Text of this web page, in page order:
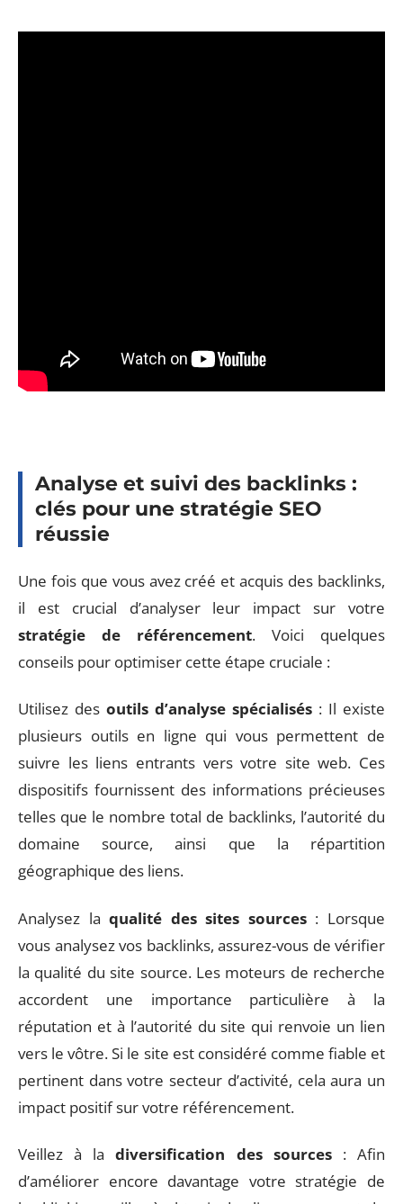
Analyse et suivi des backlinks :
clés pour une stratégie SEO
réussie
Une fois que vous avez créé et acquis des backlinks,
il est crucial d’analyser leur impact sur votre
stratégie de référencement. Voici quelques
conseils pour optimiser cette étape cruciale :
Utilisez des outils d’analyse spécialisés : Il existe
plusieurs outils en ligne qui vous permettent de
suivre les liens entrants vers votre site web. Ces
dispositifs fournissent des informations précieuses
telles que le nombre total de backlinks, l’autorité du
domaine source, ainsi que la répartition
géographique des liens.
Analysez laqualité des sites sources: Lorsque
vous analysez vos backlinks, assurez-vous de vérifier
la qualité du site source. Les moteurs de recherche
accordent une importance particulière à la
réputation et à l’autorité du site qui renvoie un lien
vers le vôtre. Si le site est considéré comme fiable et
pertinent dans votre secteur d’activité, cela aura un
impact positif sur votre référencement.
Veillez à ladiversification des sources: Afin
d’améliorer encore davantage votre stratégie de